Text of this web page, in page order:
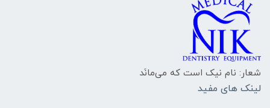
شعار: نام نیک است که می‌مانَد
لینک های مفید